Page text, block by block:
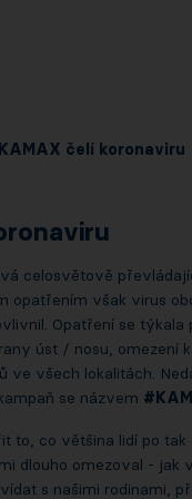
KAMAX čelí koronaviru
celosvětově
opatřením však virus
Opatření se
úst / nosu, omezení
ve všech lokalitách.
se názvem
to, co většina lidí po tak
dlouho omezoval - jak
s našimi rodinami,